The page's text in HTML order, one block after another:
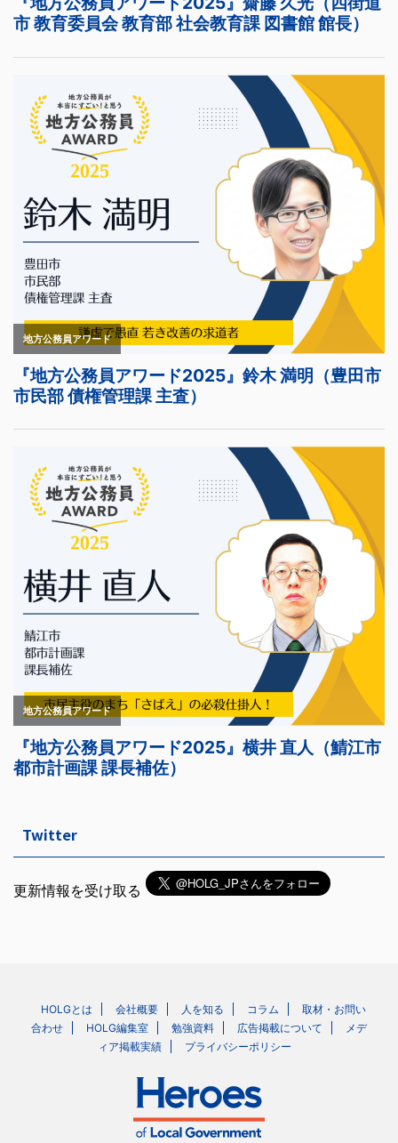
Twitter
更新情報を受け取る
HOLGとは 会社概要 人を知る コラム
取材・お問い
合わせ
HOLG編集室 勉強資料 広告掲載について
メデ
ィア掲載実績
プライバシーポリシー